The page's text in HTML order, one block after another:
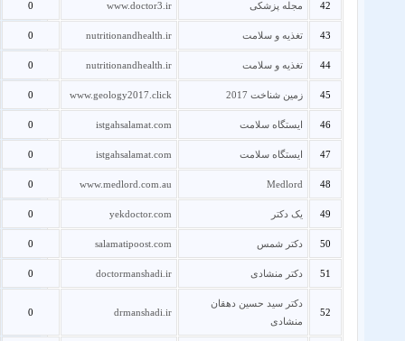
42 مجله پزشکی www.doctor3.ir
0
43 تغذیه و سلامت nutritionandhealth.ir
0
44 تغذیه و سلامت nutritionandhealth.ir
0
45 زمین شناخت 2017 www.geology2017.click
0
46 ایستگاه سلامت istgahsalamat.com
0
47 ایستگاه سلامت istgahsalamat.com
0
48
Medlord
www.medlord.com.au
0
49 یک دکتر yekdoctor.com
0
50 دکتر شمس salamatipoost.com
0
51 دکتر منشادی doctormanshadi.ir
0
52
دکتر سید حسین دهقان
منشادی
drmanshadi.ir
0